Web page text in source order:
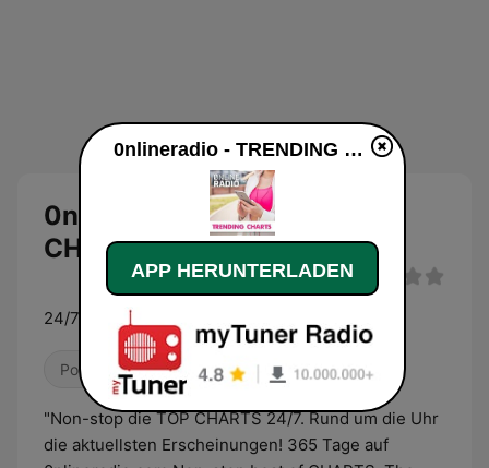
0nlineradio - TRENDING
CHARTS Live
24/7 Die angesagtesten CHARTS
Pop / Top 40 Dance / EDM
"Non-stop die TOP CHARTS 24/7. Rund um die Uhr
die aktuellsten Erscheinungen! 365 Tage auf
0nlineradio - TRENDING CHARTS live
APP HERUNTERLADEN